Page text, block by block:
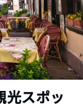
光スポッ